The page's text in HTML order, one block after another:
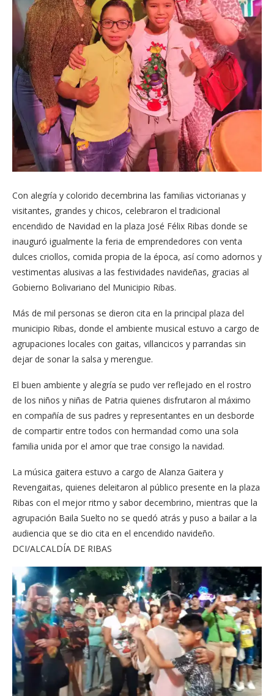
Con alegría y colorido decembrina las familias victorianas y
visitantes, grandes y chicos, celebraron el tradicional
encendido de Navidad en la plaza José Félix Ribas donde se
inauguró igualmente la feria de emprendedores con venta
dulces criollos, comida propia de la época, así como adornos y
vestimentas alusivas a las festividades navideñas, gracias al
Gobierno Bolivariano del Municipio Ribas.
Más de mil personas se dieron cita en la principal plaza del
municipio Ribas, donde el ambiente musical estuvo a cargo de
agrupaciones locales con gaitas, villancicos y parrandas sin
dejar de sonar la salsa y merengue.
El buen ambiente y alegría se pudo ver reflejado en el rostro
de los niños y niñas de Patria quienes disfrutaron al máximo
en compañía de sus padres y representantes en un desborde
de compartir entre todos con hermandad como una sola
familia unida por el amor que trae consigo la navidad.
La música gaitera estuvo a cargo de Alanza Gaitera y
Revengaitas, quienes deleitaron al público presente en la plaza
Ribas con el mejor ritmo y sabor decembrino, mientras que la
agrupación Baila Suelto no se quedó atrás y puso a bailar a la
audiencia que se dio cita en el encendido navideño.
DCI/ALCALDÍA DE RIBAS